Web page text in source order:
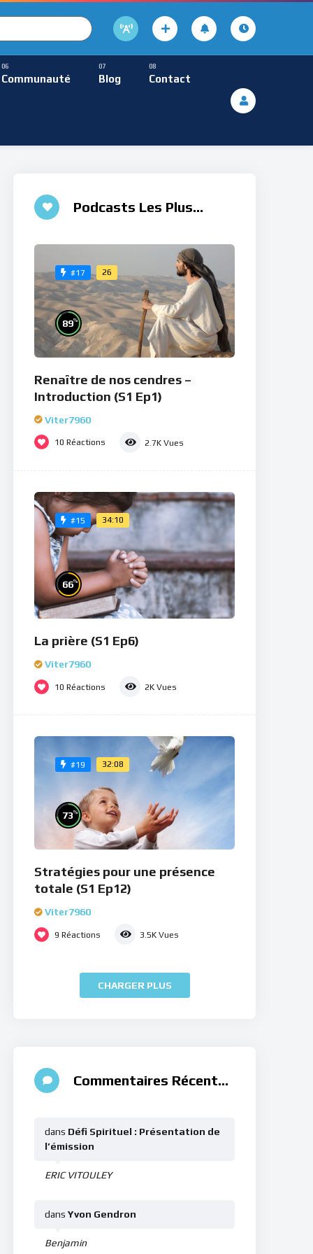
Communauté Blog Contact
Méditative
Podcasts Les Plus
#17 26
89%
Renaître de nos cendres –
Introduction (S1 Ep1)
Viter7960
10 Réactions 2.7K Vues
#15 34:10
66%
La prière (S1 Ep6)
Viter7960
10 Réactions 2K Vues
#19 32:08
73%
Stratégies pour une présence
totale (S1 Ep12)
Viter7960
9 Réactions 3.5K Vues
CHARGER PLUS
Commentaires Récents
ERIC VITOULEY
dans Défi Spirituel : Présentation de
l’émission
Benjamin
dansYvon Gendron